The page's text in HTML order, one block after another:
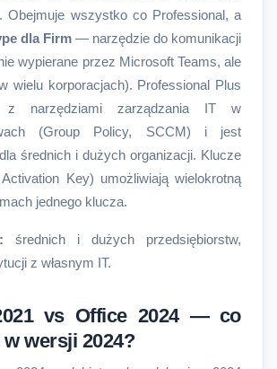
Obejmuje wszystko co Professional, a
dla Firm — narzędzie do komunikacji
wypierane przez Microsoft Teams, ale
wielu korporacjach). Professional Plus
z narzędziami zarządzania IT w
(Group Policy, SCCM) i jest
średnich i dużych organizacji. Klucze
Key) umożliwiają wielokrotną
jednego klucza.
średnich i dużych przedsiębiorstw,
z własnym IT.
vs Office 2024 — co
wersji 2024?